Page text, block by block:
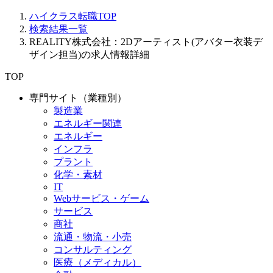
ハイクラス転職TOP
検索結果一覧
REALITY株式会社：2Dアーティスト(アバター衣装デ
ザイン担当)の求人情報詳細
TOP
専門サイト（業種別）
製造業
エネルギー関連
エネルギー
インフラ
プラント
化学・素材
IT
Webサービス・ゲーム
サービス
商社
流通・物流・小売
コンサルティング
医療（メディカル）